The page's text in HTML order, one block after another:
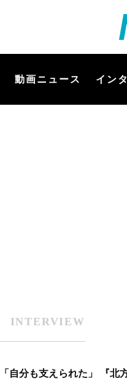
動画ニュース イン
INTERVIEW
自分も支えられた」 『北